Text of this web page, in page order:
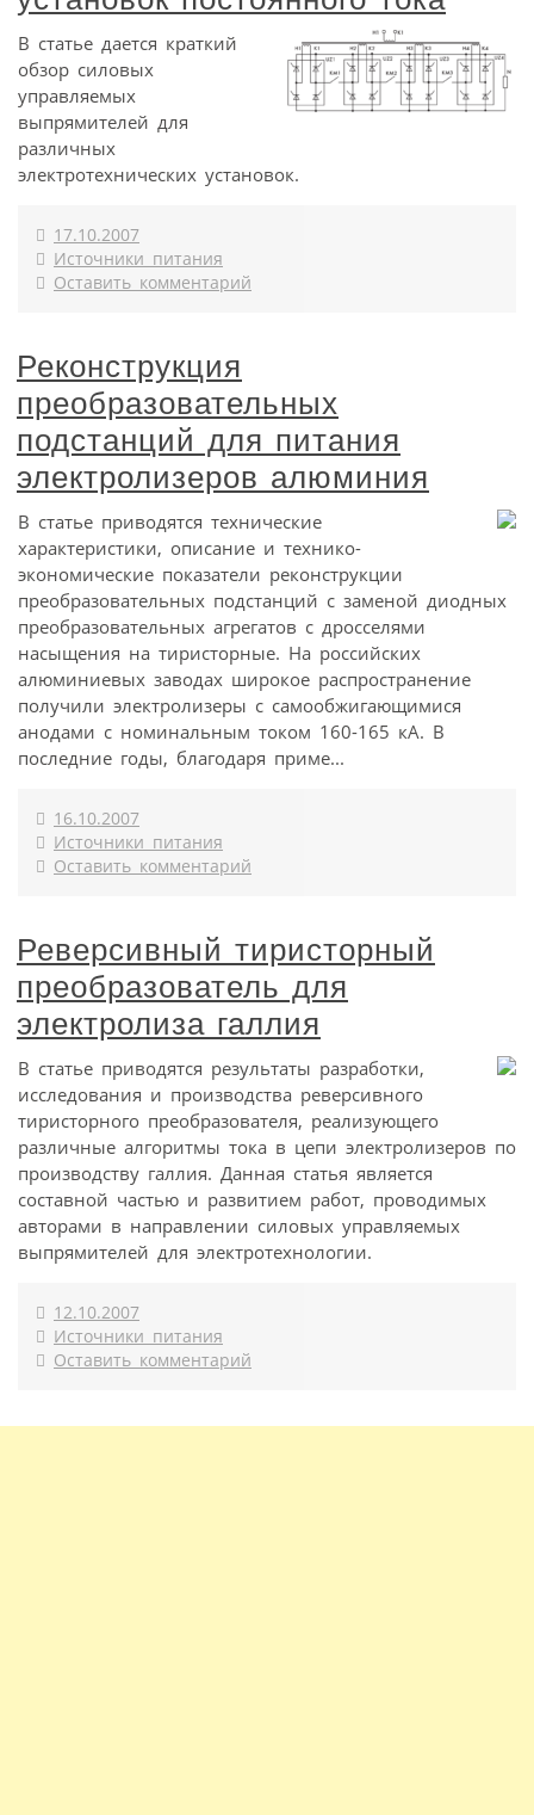
В статье дается краткий
обзор силовых
управляемых
выпрямителей для
различных
электротехнических установок.
17.10.2007
Источники питания
Оставить комментарий
Реконструкция
преобразовательных
подстанций для питания
электролизеров алюминия
В статье приводятся технические
характеристики, описание и технико-
экономические показатели реконструкции
преобразовательных подстанций с заменой диодных
преобразовательных агрегатов с дросселями
насыщения на тиристорные. На российских
алюминиевых заводах широкое распространение
получили электролизеры с самообжигающимися
анодами с номинальным током 160-165 кА. В
последние годы, благодаря приме...
16.10.2007
Источники питания
Оставить комментарий
Реверсивный тиристорный
преобразователь для
электролиза галлия
В статье приводятся результаты разработки,
исследования и производства реверсивного
тиристорного преобразователя, реализующего
различные алгоритмы тока в цепи электролизеров по
производству галлия. Данная статья является
составной частью и развитием работ, проводимых
авторами в направлении силовых управляемых
выпрямителей для электротехнологии.
12.10.2007
Источники питания
Оставить комментарий